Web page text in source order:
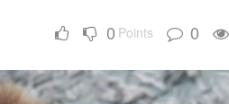
0 Points 0